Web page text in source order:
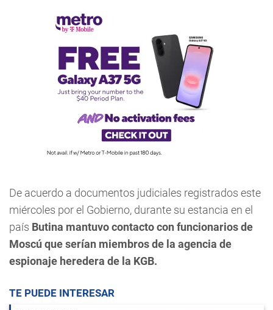
De acuerdo a documentos judiciales registrados este
miércoles por el Gobierno, durante su estancia en el
país Butina mantuvo contacto con funcionarios de
Moscú que serían miembros de la agencia de
espionaje heredera de la KGB.
TE PUEDE INTERESAR